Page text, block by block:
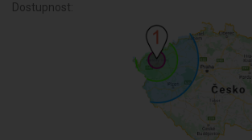
Dostupnost: